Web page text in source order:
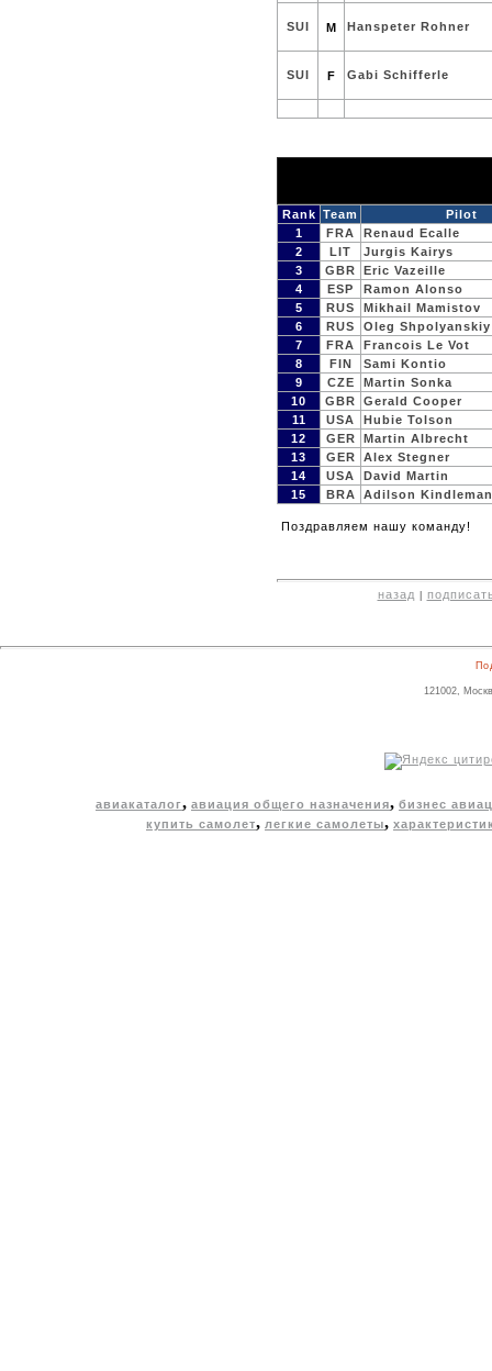
SUI M Hanspeter Rohner
SUI F Gabi Schifferle
Rank Team
Pilot
1
FRA
Renaud Ecalle
2
LIT
Jurgis Kairys
3
GBR
Eric Vazeille
4
ESP
Ramon Alonso
5
RUS
Mikhail Mamistov
6
RUS
Oleg Shpolyanskiy
7
FRA
Francois Le Vot
8
FIN
Sami Kontio
9
CZE
Martin Sonka
10
GBR
Gerald Cooper
11
USA
Hubie Tolson
12
GER
Martin Albrecht
13
GER
Alex Stegner
14
USA
David Martin
15
BRA Adilson
Поздравляем нашу команду!
назад
121002,
авиакаталог, авиация общего назначения, бизнес
купить самолет, легкие самолеты,